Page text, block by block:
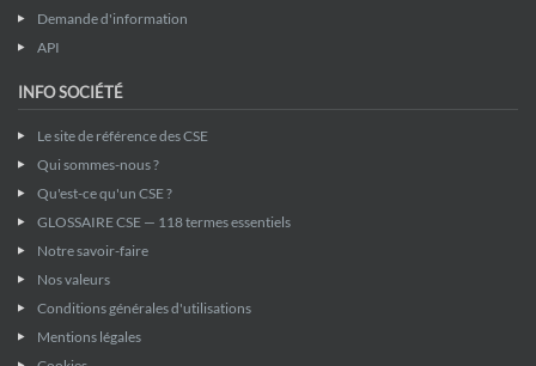
Demande d'information
API
INFO SOCIÉTÉ
Le site de référence des CSE
Qui sommes-nous ?
Qu'est-ce qu'un CSE ?
GLOSSAIRE CSE — 118 termes essentiels
Notre savoir-faire
Nos valeurs
Conditions générales d'utilisations
Mentions légales